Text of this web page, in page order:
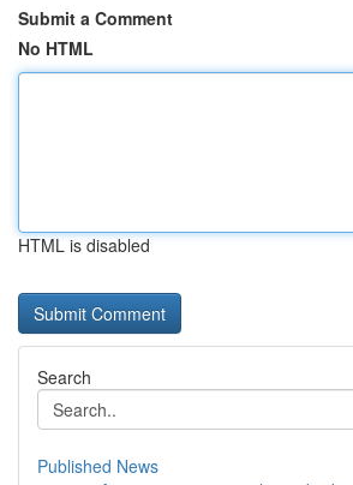
Submit a Comment
No HTML
HTML is disabled
Search
Published News